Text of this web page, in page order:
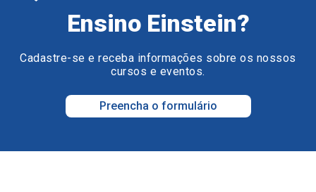
Ensino Einstein?
Cadastre-se e receba informações sobre os nossos
cursos e eventos.
Preencha o formulário